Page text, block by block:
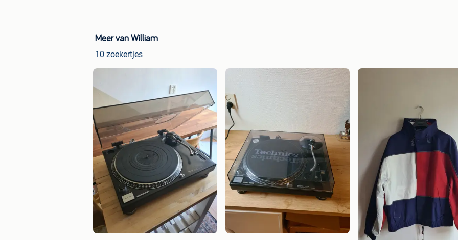
Meer van William
10 zoekertjes